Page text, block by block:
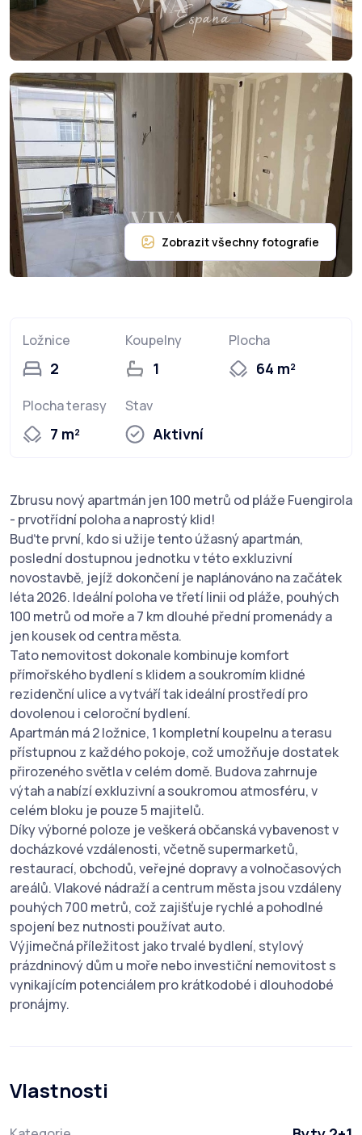
Ložnice
2
Koupelny
1
Plocha
64 m²
Plocha terasy
7 m²
Stav
Aktivní
Zbrusu nový apartmán jen 100 metrů od pláže Fuengirola
- prvotřídní poloha a naprostý klid!
Buďte první, kdo si užije tento úžasný apartmán,
poslední dostupnou jednotku v této exkluzivní
novostavbě, jejíž dokončení je naplánováno na začátek
léta 2026. Ideální poloha ve třetí linii od pláže, pouhých
100 metrů od moře a 7 km dlouhé přední promenády a
jen kousek od centra města.
Tato nemovitost dokonale kombinuje komfort
přímořského bydlení s klidem a soukromím klidné
rezidenční ulice a vytváří tak ideální prostředí pro
dovolenou i celoroční bydlení.
Apartmán má 2 ložnice, 1 kompletní koupelnu a terasu
přístupnou z každého pokoje, což umožňuje dostatek
přirozeného světla v celém domě. Budova zahrnuje
výtah a nabízí exkluzivní a soukromou atmosféru, v
celém bloku je pouze 5 majitelů.
Díky výborné poloze je veškerá občanská vybavenost v
docházkové vzdálenosti, včetně supermarketů,
restaurací, obchodů, veřejné dopravy a volnočasových
areálů. Vlakové nádraží a centrum města jsou vzdáleny
pouhých 700 metrů, což zajišťuje rychlé a pohodlné
spojení bez nutnosti používat auto.
Výjimečná příležitost jako trvalé bydlení, stylový
prázdninový dům u moře nebo investiční nemovitost s
vynikajícím potenciálem pro krátkodobé i dlouhodobé
pronájmy.
Vlastnosti